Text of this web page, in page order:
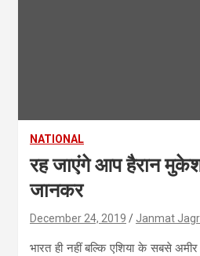
NATIONAL
रह जाएंगे आप हैरान मुकेश
जानकर
December 24, 2019 Janmat
भारत ही नहीं बल्कि एशिया के सबसे